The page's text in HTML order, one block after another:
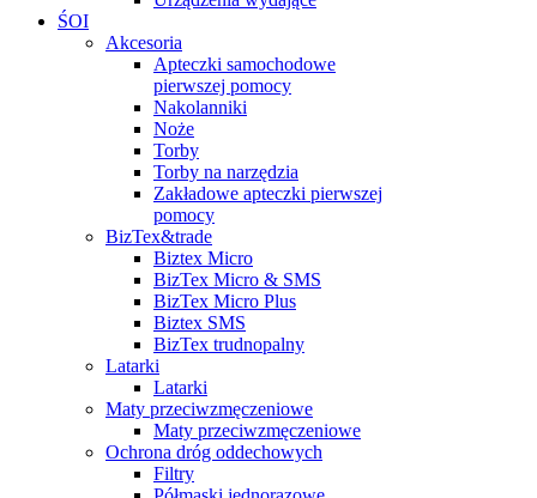
ŚOI
Akcesoria
Apteczki samochodowe
pierwszej pomocy
Nakolanniki
Noże
Torby
Torby na narzędzia
Zakładowe apteczki pierwszej
pomocy
BizTex&trade
Biztex Micro
BizTex Micro & SMS
BizTex Micro Plus
Biztex SMS
BizTex trudnopalny
Latarki
Latarki
Maty przeciwzmęczeniowe
Maty przeciwzmęczeniowe
Ochrona dróg oddechowych
Filtry